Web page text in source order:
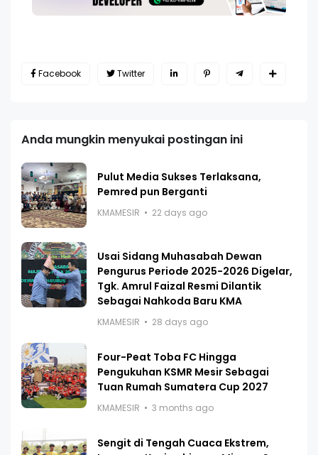
Facebook Twitter
Anda mungkin menyukai postingan ini
Pulut Media Sukses Terlaksana,
Pemred pun Berganti
KMAMESIR 22 days ago
Usai Sidang Muhasabah Dewan
Pengurus Periode 2025-2026 Digelar,
Tgk. Amrul Faizal Resmi Dilantik
Sebagai Nahkoda Baru KMA
KMAMESIR 28 days ago
Four-Peat Toba FC Hingga
Pengukuhan KSMR Mesir Sebagai
Tuan Rumah Sumatera Cup 2027
KMAMESIR 3 months ago
Sengit di Tengah Cuaca Ekstrem,